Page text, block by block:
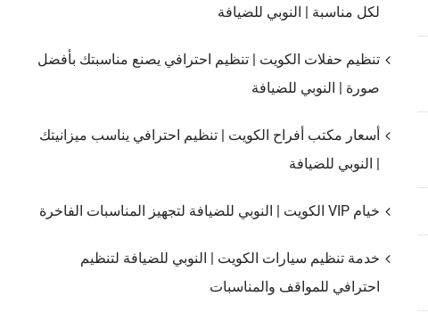
لكل مناسبة | النوبي للضيافة
تنظيم حفلات الكويت | تنظيم احترافي يصنع مناسبتك بأفضل
صورة | النوبي للضيافة
أسعار مكتب أفراح الكويت | تنظيم احترافي يناسب ميزانيتك
| النوبي للضيافة
خيام VIP الكويت | النوبي للضيافة لتجهيز المناسبات الفاخرة
خدمة تنظيم سيارات الكويت | النوبي للضيافة لتنظيم
احترافي للمواقف والمناسبات